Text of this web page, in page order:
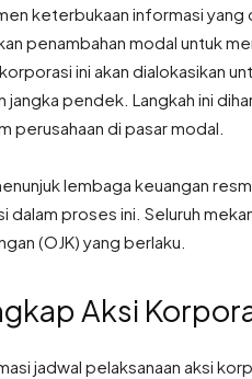
keterbukaan informasi yang
penambahan modal untuk
ini akan dialokasikan
jangka pendek. Langkah ini
perusahaan di pasar modal.
lembaga keuangan
dalam proses ini. Seluruh
(OJK) yang berlaku.
Aksi
jadwal pelaksanaan aksi